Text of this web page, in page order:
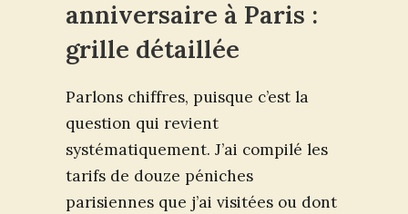
anniversaire à Paris :
grille détaillée
Parlons chiffres, puisque c’est la
question qui revient
systématiquement. J’ai compilé les
tarifs de douze péniches
parisiennes que j’ai visitées ou dont